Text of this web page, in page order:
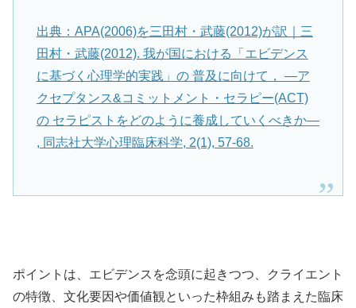
出典：APA(2006)を三田村・武藤(2012)が訳｜三
田村・武藤(2012). 我が国における「エビデンス
に基づく心理学的実践」の 普及に向けて， ―ア
クセプタンス&コミットメント・セラピー(ACT)
の セラピストをどのように養成していくべきか―
, 同志社大学心理臨床科学, 2(1), 57-68.
ポイントは、エビデンスを念頭に起きつつ、クライエント
の特徴、文化要因や価値観といった枠組みも踏まえた臨床